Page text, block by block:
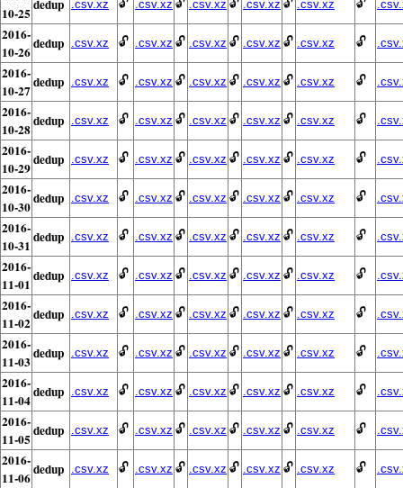
10-25 dedup .csv.xz 🔓 .csv.xz 🔓 .csv.xz 🔓 .csv.xz 🔓 .csv.xz 🔓
2016-
10-26dedup .csv.xz 🔓 .csv.xz 🔓 .csv.xz 🔓 .csv.xz 🔓 .csv.xz 🔓
2016-
10-27dedup .csv.xz 🔓 .csv.xz 🔓 .csv.xz 🔓 .csv.xz 🔓 .csv.xz 🔓
2016-
10-28dedup .csv.xz 🔓 .csv.xz 🔓 .csv.xz 🔓 .csv.xz 🔓 .csv.xz 🔓
2016-
10-29dedup .csv.xz 🔓 .csv.xz 🔓 .csv.xz 🔓 .csv.xz 🔓 .csv.xz 🔓
2016-
10-30dedup .csv.xz 🔓 .csv.xz 🔓 .csv.xz 🔓 .csv.xz 🔓 .csv.xz 🔓
2016-
10-31 dedup .csv.xz 🔓 .csv.xz 🔓 .csv.xz 🔓 .csv.xz 🔓 .csv.xz 🔓
2016-
11-01 dedup .csv.xz 🔓 .csv.xz 🔓 .csv.xz 🔓 .csv.xz 🔓 .csv.xz 🔓
2016-
11-02dedup .csv.xz 🔓 .csv.xz 🔓 .csv.xz 🔓 .csv.xz 🔓 .csv.xz 🔓
2016-
11-03dedup .csv.xz 🔓 .csv.xz 🔓 .csv.xz 🔓 .csv.xz 🔓 .csv.xz 🔓
2016-
11-04dedup .csv.xz 🔓 .csv.xz 🔓 .csv.xz 🔓 .csv.xz 🔓 .csv.xz 🔓
2016-
11-05 dedup .csv.xz 🔓 .csv.xz 🔓 .csv.xz 🔓 .csv.xz 🔓 .csv.xz 🔓
2016-
11-06dedup .csv.xz 🔓 .csv.xz 🔓 .csv.xz 🔓 .csv.xz 🔓 .csv.xz 🔓